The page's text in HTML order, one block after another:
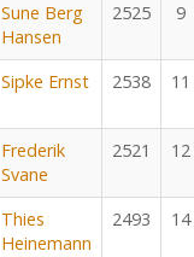
Sune Berg
Hansen
2525 9
Sipke Ernst 2538 11
Frederik
Svane
2521 12
Thies
Heinemann
2493 14